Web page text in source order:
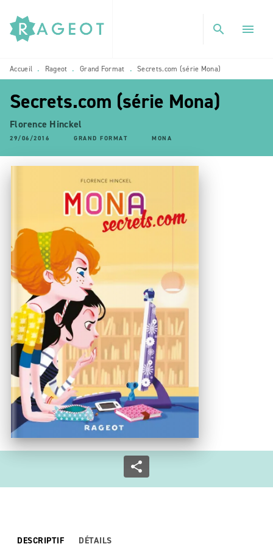
MENU RECHERCHE
PIED DE PAGE
search menu
Accueil • Rageot • Grand Format • Secrets.com (série Mona)
Secrets.com (série Mona)
Florence Hinckel
29/06/2016 GRAND FORMAT MONA
DESCRIPTIF DÉTAILS